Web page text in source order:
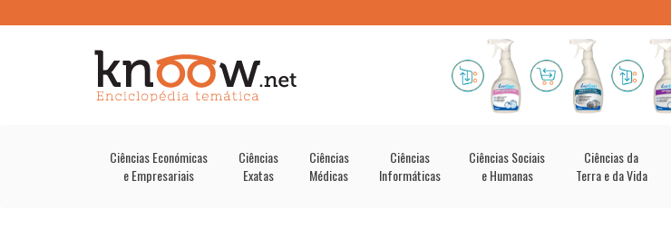
Ciências Económicas
e Empresariais
Ciências
Exatas
Ciências
Médicas
Ciências
Informáticas
Ciências Sociais
e Humanas
Ciências da
Terra e da Vida